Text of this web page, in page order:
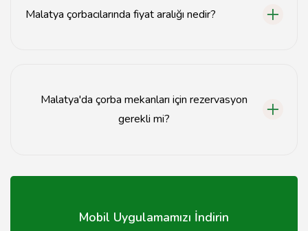
Malatya çorbacılarında fiyat aralığı nedir?
Malatya'da çorba mekanları için rezervasyon
gerekli mi?
çorbacılarda yer bulmak mümkündür.
Mobil Uygulamamızı İndirin